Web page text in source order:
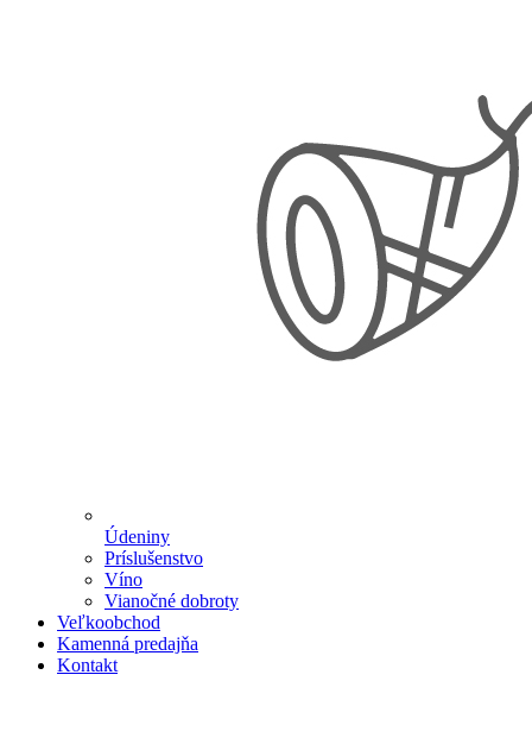
Údeniny
Príslušenstvo
Víno
Vianočné dobroty
Veľkoobchod
Kamenná predajňa
Kontakt